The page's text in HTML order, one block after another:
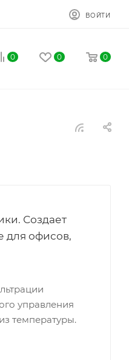
ВОЙТИ
0 0 0
Создает
для офисов,
управления
температуры.